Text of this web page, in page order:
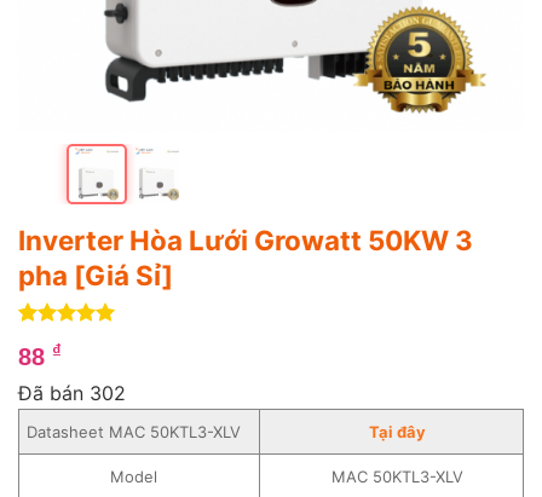
Inverter Hòa Lưới Growatt 50KW 3
pha [Giá Sỉ]
trên 5
dựa trên
88 ₫
Đã bán 302
Datasheet MAC 50KTL3-XLV Tại đây
Model MAC 50KTL3-XLV